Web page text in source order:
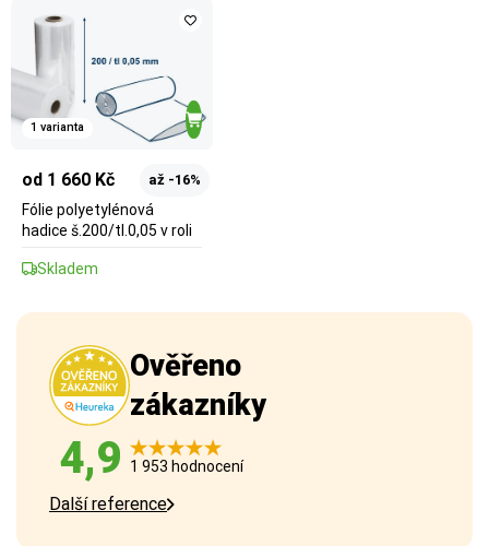
1 varianta
od 1 660 Kč až -16%
Fólie polyetylénová
hadice š.200/tl.0,05 v roli
Skladem
Ověřeno
zákazníky
4,9 1 953 hodnocení
Další reference